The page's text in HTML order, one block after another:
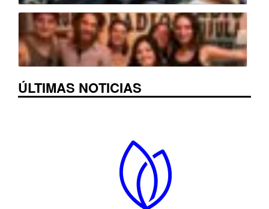
ÚLTIMAS NOTICIAS